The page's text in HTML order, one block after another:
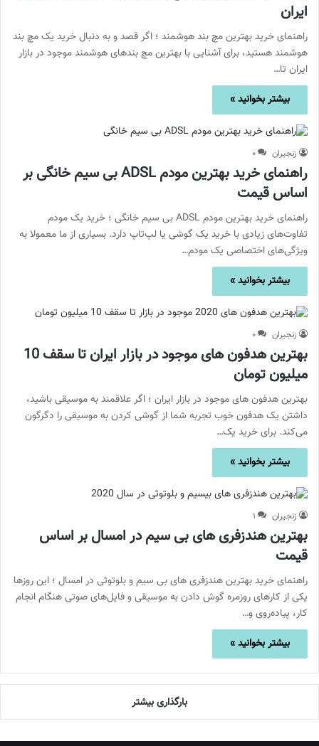
ایران
راهنمای خرید بهترین مچ بند هوشمند ؛ اگر قصد و به دنبال خرید یک مچ بند
هوشمند هستید، برای آشنایی با بهترین مچ بندهای هوشمند موجود در بازار
ایران تا…
بیشتر بخوانید »
زنجیران ۰
راهنمای خرید بهترین مودم ADSL بی سیم خانگی بر
اساس قیمت
راهنمای خرید بهترین مودم ADSL بی سیم خانگی ؛ خرید یک مودم
تفاوت‌های زیادی با خرید یک گوشی یا لپ‌تاپ دارد. بسیاری از ما معمولا به
ویژگی‌های اختصاصی یک مودم…
بیشتر بخوانید »
زنجیران ۰
بهترین هدفون های موجود در بازار ایران تا سقف 10
میلیون تومان
بهترین هدفون های موجود در بازار ایران ؛ اگر علاقمند به موسیقی باشید،‌
داشتن یک هدفون خوب تجربه شما از گوشی کردن به موسیقی را دگرگون
می‌کند. برای خرید یک…
بیشتر بخوانید »
زنجیران ۱
بهترین هندزفری های بی سیم در امسال بر اساس
قیمت
راهنمای خرید بهترین هندزفری های بی سیم و بلوتوثی در امسال ؛ این روزها
یکی از کارهای روزمره گوش دادن به موسیقی و فایل‌های صوتی هنگام انجام
کار، پیاده‌روی و…
بیشتر بخوانید »
بارگذاری بیشتر